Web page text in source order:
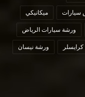
ميكانيكي
ورشة سيارات الرياض
ورشة نيسان